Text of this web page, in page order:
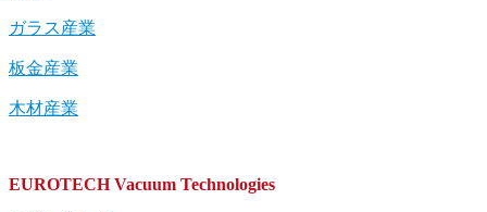
ガラス産業
板金産業
木材産業
EUROTECH Vacuum Technologies